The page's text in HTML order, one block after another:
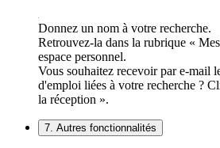
Donnez un nom à votre recherche.
Retrouvez-la dans la rubrique «
espace personnel.
Vous souhaitez recevoir par e-mail
d'emploi liées à votre recherche ?
la réception ».
7. Autres fonctionnalités